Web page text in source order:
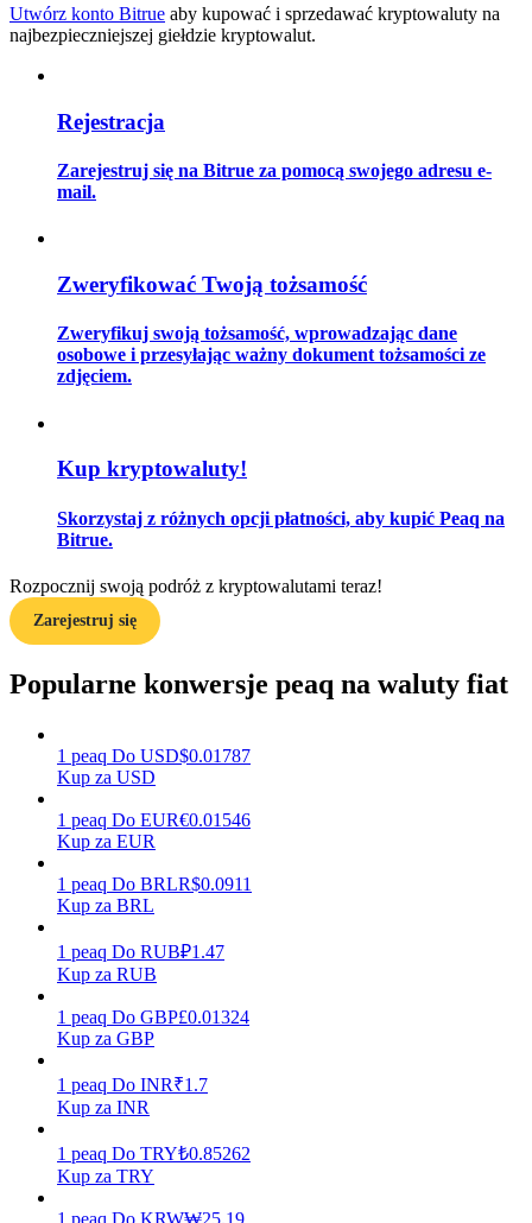
Analiza Big Data, w tym informacje handlowe itp.
Przewodnik dla początkujących dotyczący kontraktów futures
Strategie handlowe
Dowiedz się, jak zachować rentowność
Zarabiać
Mocna Świnka
Utwórz konto Bitrue aby kupować i sprzedawać kryptowaluty na
najbezpieczniejszej giełdzie kryptowalut.
Rejestracja
Zarejestruj się na Bitrue za pomocą swojego adresu e-
mail.
Zweryfikować Twoją tożsamość
Zweryfikuj swoją tożsamość, wprowadzając dane
osobowe i przesyłając ważny dokument tożsamości ze
zdjęciem.
Kup kryptowaluty!
Skorzystaj z różnych opcji płatności, aby kupić Peaq na
Bitrue.
Rozpocznij swoją podróż z kryptowalutami teraz!
Zarejestruj się
Popularne konwersje peaq na waluty fiat
1 peaq Do USD$0.01787
Kup za USD
1 peaq Do EUR€0.01546
Kup za EUR
1 peaq Do BRLR$0.0911
Kup za BRL
1 peaq Do RUB₽1.47
Kup za RUB
1 peaq Do GBP£0.01324
Kup za GBP
1 peaq Do INR₹1.7
Kup za INR
1 peaq Do TRY₺0.85262
Kup za TRY
1 peaq Do KRW₩25.19